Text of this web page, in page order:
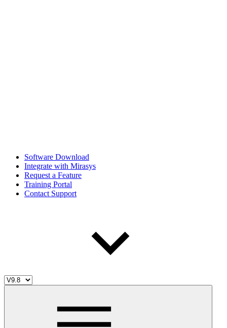
Software Download
Integrate with Mirasys
Request a Feature
Training Portal
Contact Support